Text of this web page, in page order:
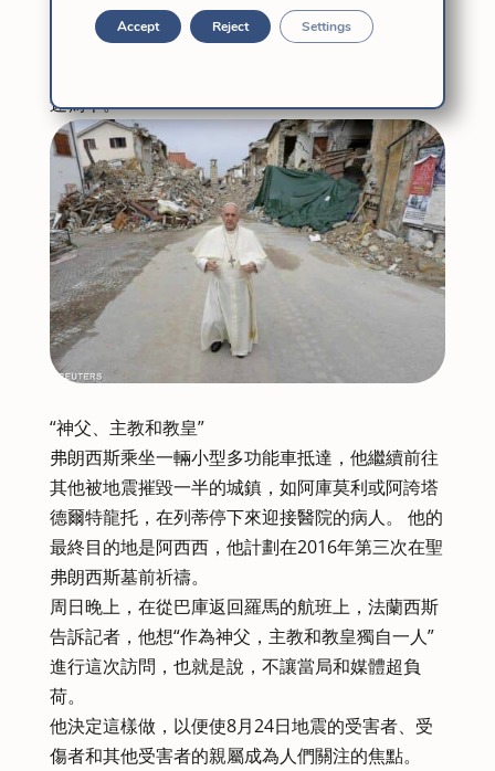
防員進行了簡短的交談。 特別激動人心的是他與一
個失去妻子和兩個孩子的男人的會面，但也有更快
速寫本。
“神父、主教和教皇”
弗朗西斯乘坐一輛小型多功能車抵達，他繼續前往
其他被地震摧毀一半的城鎮，如阿庫莫利或阿誇塔
德爾特龍托，在列蒂停下來迎接醫院的病人。 他的
最終目的地是阿西西，他計劃在2016年第三次在聖
弗朗西斯墓前祈禱。
周日晚上，在從巴庫返回羅馬的航班上，法蘭西斯
告訴記者，他想“作為神父，主教和教皇獨自一人”
進行這次訪問，也就是說，不讓當局和媒體超負
荷。
他決定這樣做，以便使8月24日地震的受害者、受
傷者和其他受害者的親屬成為人們關注的焦點。
Accept Reject Settings